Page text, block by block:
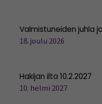
Valmistuneiden juhla
18. joulu 2026
Hakijan ilta 10.2.2027
10. helmi 2027